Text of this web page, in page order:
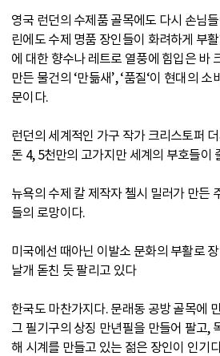
영국 런던의 수제품 골목에도 다시 손님
린에도 수제 명품 장인들이 화려하게 부
에 대한 향수나 레트로 열풍에 힘입은 바
만든 물건의 ‘만듦새’, ‘품질‘이 현대의
문이다.
런던의 세계적인 가구 작가 크리스토퍼
돈 4, 5천만의 고가지만 세계의 부호들이
뉴욕의 수제 칼 제작자 첼시 밀러가 만든
들의 로망이다.
미국에선 때아닌 이발소 문화의 부활로
날개 돋친 듯 팔리고 있다
한국도 마찬가지다. 문래동 공방 골목에
그 필기구의 상징 만년필을 만들어 팔고,
해 시계를 만들고 있는 젊은 장인이 인기